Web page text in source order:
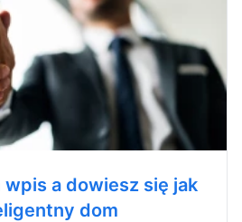
a dowiesz się jak
dom